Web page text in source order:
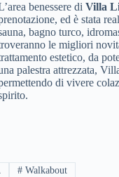
benessere di Villa
ed è stata
bagno turco,
le migliori
estetico, da
palestra attrezzata,
di vivere
# Walkabout